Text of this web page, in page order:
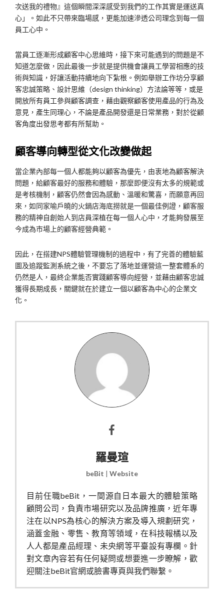
次送我的禮物』這個瞬間深深感受到我們的工作其實是運送真
心」。如此不只帶來臨場感，更能加速滲透公司理念到每一個
員工心中。
當員工逐漸形成顧客中心思維時，接下來可能遇到的問題是不
知道怎麼做，因此最後一步就是提供機會讓員工學習相應的技
術與知識，好讓活動持續地向下紮根。例如舉辦工作坊分享顧
客忠誠策略、設計思維（design thinking）方法論等等，或是
開放所有員工參與顧客調查，藉由觀察顧客使用產品的行為及
意見，產生同理心，不論是產品開發還是日常業務，對於從顧
客角度出發思考都有所幫助。
顧客導向轉型從文化改變做起
當企業內部每一個人都能夠以顧客為優先，由衷地為顧客解決
問題，給顧客最好的服務和體驗，那麼即便沒有太多的規範或
是考核機制，顧客仍然會因為感動、溫暖和驚喜，而願意再回
來，如同家喻戶曉的火鍋店海底撈就是一個最佳例證，顧客服
務的精神自創始人到店員深植在每一個人心中，才能夠發展至
今成為市場上的顧客經營典範。
因此，在搭建NPS體驗管理機制的過程中，有了完善的體驗藍
圖及追蹤監測系統之後，不要忘了落地並運營這一整套體系的
仍然是人，最終企業能否實踐顧客導向經營，並藉由顧客忠誠
獲得長期成長，關鍵就在於建立一個以顧客為中心的企業文
化。
羅曼瑄
beBit | Website
目前任職beBit，一間源自日本最大的體驗策略
顧問公司，負責市場研究以及品牌推廣，近年專
注在以NPS為核心的解決方案及導入規劃研究，
涵蓋金融、零售、教育等領域，在科技報橘以及
人人都是產品經理、未央網等平臺設有專欄。針
對文章內容若有任何疑問或想要進一步瞭解，歡
迎關注beBit官網或臉書專頁與我們聯繫。